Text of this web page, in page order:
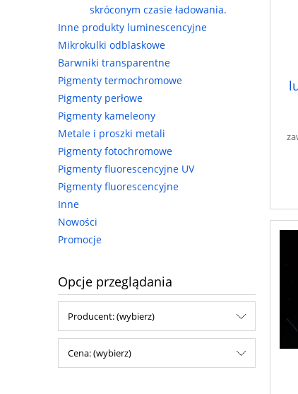
skróconym czasie ładowania.
Inne produkty luminescencyjne
Mikrokulki odblaskowe
Barwniki transparentne
Pigmenty termochromowe
Pigmenty perłowe
Pigmenty kameleony
Metale i proszki metali
Pigmenty fotochromowe
Pigmenty fluorescencyjne UV
Pigmenty fluorescencyjne
Inne
Nowości
Promocje
Opcje przeglądania
Producent: (wybierz)
Cena: (wybierz)